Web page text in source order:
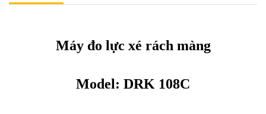
Máy đo lực xé rách màng
Model: DRK 108C